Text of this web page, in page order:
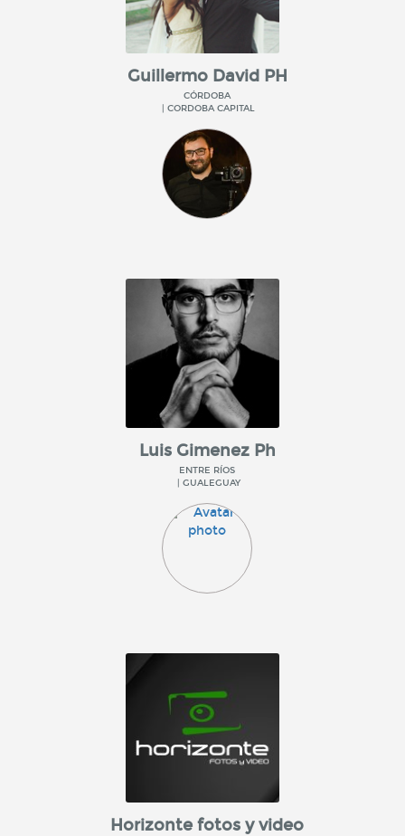
Guillermo David PH
CÓRDOBA
| CORDOBA CAPITAL
Luis Gimenez Ph
ENTRE RÍOS
| GUALEGUAY
Horizonte fotos y video